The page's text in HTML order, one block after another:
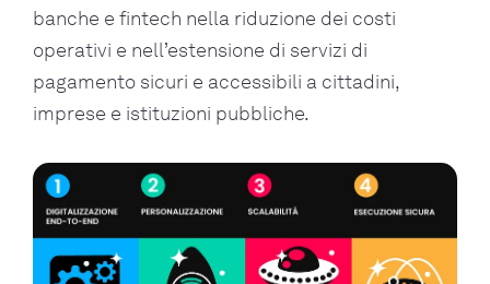
banche e fintech nella riduzione dei costi
operativi e nell’estensione di servizi di
pagamento sicuri e accessibili a cittadini,
imprese e istituzioni pubbliche.